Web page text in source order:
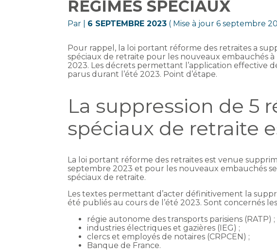
RÉGIMES SPÉCIAUX
Par 6 SEPTEMBRE 2023 ( Mise à jour 6 septembre
Pour rappel, la loi portant réforme des retraites a
spéciaux de retraite pour les nouveaux embauchés
2023. Les décrets permettant l’application effective
parus durant l’été 2023. Point d’étape.
La suppression de 5
spéciaux de retraite
La loi portant réforme des retraites est venue
septembre 2023 et pour les nouveaux embauchés
spéciaux de retraite.
Les textes permettant d’acter définitivement la
été publiés au cours de l’été 2023. Sont concernés
régie autonome des transports parisiens (RATP) ;
industries électriques et gazières (IEG) ;
clercs et employés de notaires (CRPCEN) ;
Banque de France.